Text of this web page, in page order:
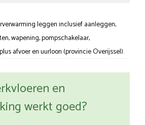
leggen inclusief aanleggen,
wapening, pompschakelaar,
afvoer en uurloon (provincie Overijssel).
en
werkt goed?